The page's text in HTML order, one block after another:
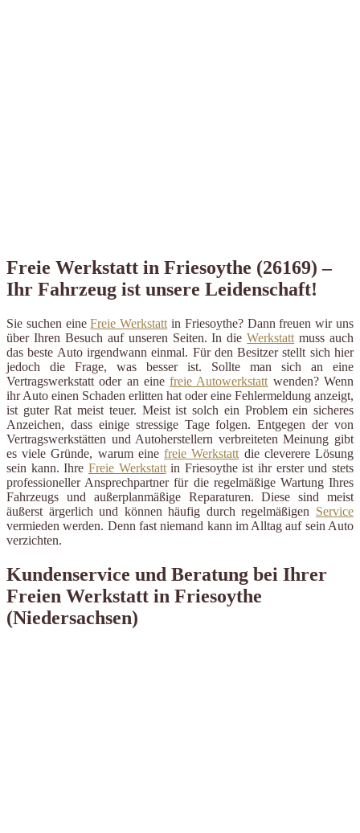
Freie Werkstatt in Friesoythe (26169) –
Ihr Fahrzeug ist unsere Leidenschaft!
Sie suchen eineFreie Werkstatt in Friesoythe? Dann freuen wir uns
über Ihren Besuch auf unseren Seiten. In dieWerkstatt muss auch
das beste Auto irgendwann einmal. Für den Besitzer stellt sich hier
jedoch die Frage, was besser ist. Sollte man sich an eine
Vertragswerkstatt oder an einefreie Autowerkstatt wenden? Wenn
ihr Auto einen Schaden erlitten hat oder eine Fehlermeldung anzeigt,
ist guter Rat meist teuer. Meist ist solch ein Problem ein sicheres
Anzeichen, dass einige stressige Tage folgen. Entgegen der von
Vertragswerkstätten und Autoherstellern verbreiteten Meinung gibt
es viele Gründe, warum einefreie Werkstatt die cleverere Lösung
sein kann. Ihre Freie Werkstattin Friesoythe ist ihr erster und stets
professioneller Ansprechpartner für die regelmäßige Wartung Ihres
Fahrzeugs und außerplanmäßige Reparaturen. Diese sind meist
äußerst ärgerlich und können häufig durch regelmäßigen Service
vermieden werden. Denn fast niemand kann im Alltag auf sein Auto
verzichten.
Kundenservice und Beratung bei Ihrer
Freien Werkstatt in Friesoythe
(Niedersachsen)